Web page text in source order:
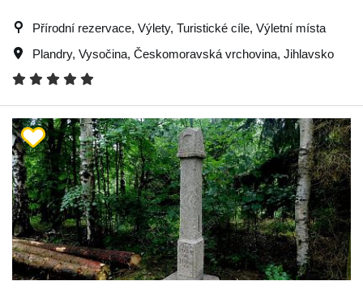
Přírodní rezervace, Výlety, Turistické cíle, Výletní místa
Plandry, Vysočina, Českomoravská vrchovina, Jihlavsko